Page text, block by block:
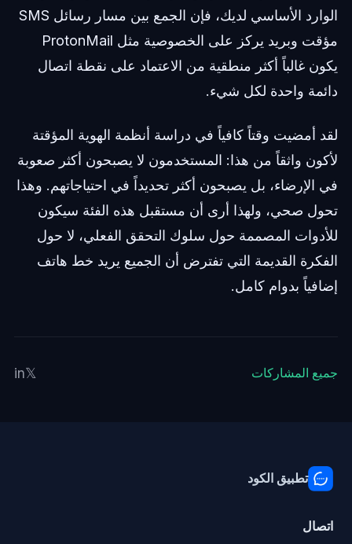
الوارد الأساسي لديك، فإن الجمع بين مسار رسائل SMS
مؤقت وبريد يركز على الخصوصية مثل ProtonMail
يكون غالباً أكثر منطقية من الاعتماد على نقطة اتصال
دائمة واحدة لكل شيء.
لقد أمضيت وقتاً كافياً في دراسة أنظمة الهوية المؤقتة
لأكون واثقاً من هذا: المستخدمون لا يصبحون أكثر صعوبة
في الإرضاء، بل يصبحون أكثر تحديداً في احتياجاتهم. وهذا
تحول صحي، ولهذا أرى أن مستقبل هذه الفئة سيكون
للأدوات المصممة حول سلوك التحقق الفعلي، لا حول
الفكرة القديمة التي تفترض أن الجميع يريد خط هاتف
إضافياً بدوام كامل.
جميع المشاركات 𝕏
in
تطبيق الكود
اتصال